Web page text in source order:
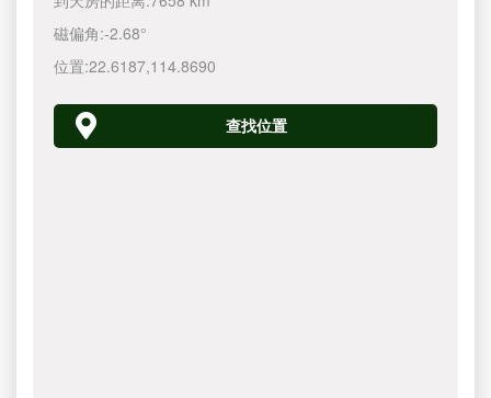
磁偏角:-2.68°
位置:22.6187,114.8690
查找位置